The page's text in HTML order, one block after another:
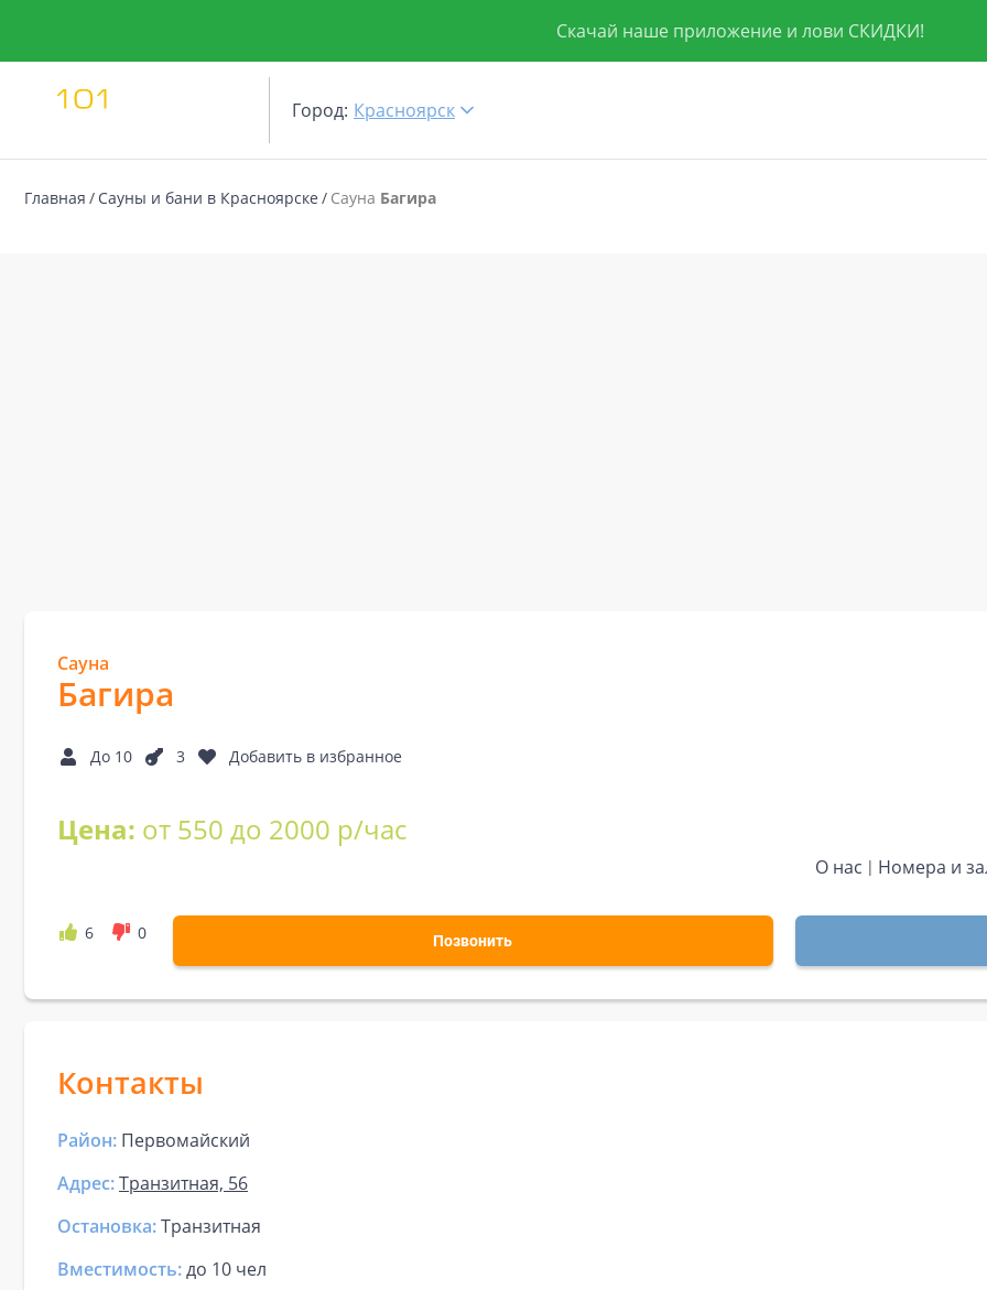
Скачай наше приложение и лови СКИДКИ!
Город: Красноярск
Главная Сауны и бани в Красноярске Сауна Багира
Сауна
Багира
До 10 3 Добавить в избранное
Цена: от 550 до 2000 р/час
О нас Номера и
6 0 Позвонить
Контакты
Район: Первомайский
Адрес:Транзитная, 56
Остановка:Транзитная
Вместимость:до 10 чел